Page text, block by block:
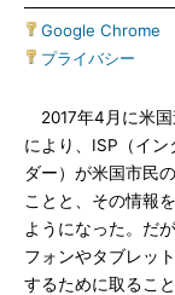
Google Chrome
プライバシー
2017年4月に米国
により、ISP（イ
ダー）が米国市民
ことと、その情報
ようになった。だ
フォンやタブレッ
するために取るこ